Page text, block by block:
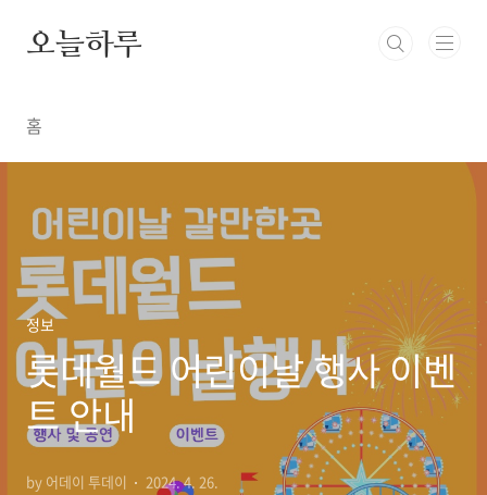
오늘하루
홈
정보
롯데월드 어린이날 행사 이벤
트 안내
by 어데이 투데이 2024. 4. 26.